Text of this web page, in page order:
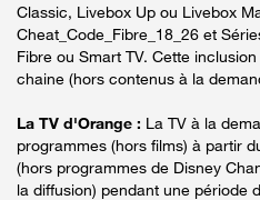
Classic, Livebox Up ou Livebox
Cheat_Code_Fibre_18_26 et
Fibre ou Smart TV. Cette
chaine (hors contenus à la
La TV d'Orange : La TV à la
programmes (hors films) à partir
(hors programmes de Disney
la diffusion) pendant une période